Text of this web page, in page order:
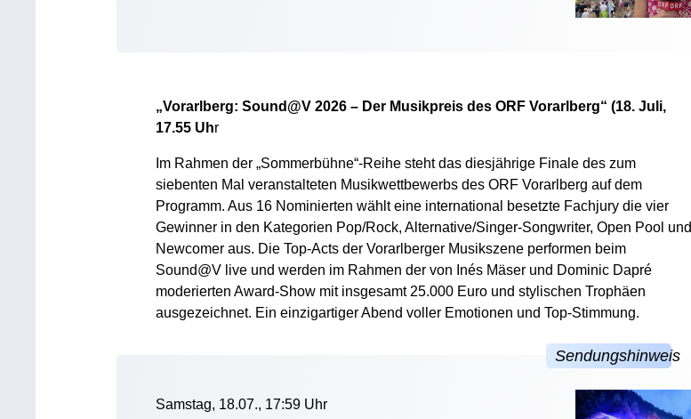
„Vorarlberg: Sound@V 2026 – Der Musikpreis des ORF Vorarlberg“ (18. Juli,
17.55 Uhr
Im Rahmen der „Sommerbühne“-Reihe steht das diesjährige Finale des zum
siebenten Mal veranstalteten Musikwettbewerbs des ORF Vorarlberg auf dem
Programm. Aus 16 Nominierten wählt eine international besetzte Fachjury die vier
Gewinner in den Kategorien Pop/Rock, Alternative/Singer-Songwriter, Open Pool und
Newcomer aus. Die Top-Acts der Vorarlberger Musikszene performen beim
Sound@V live und werden im Rahmen der von Inés Mäser und Dominic Dapré
moderierten Award-Show mit insgesamt 25.000 Euro und stylischen Trophäen
ausgezeichnet. Ein einzigartiger Abend voller Emotionen und Top-Stimmung.
Samstag, 18.07., 17:59 Uhr